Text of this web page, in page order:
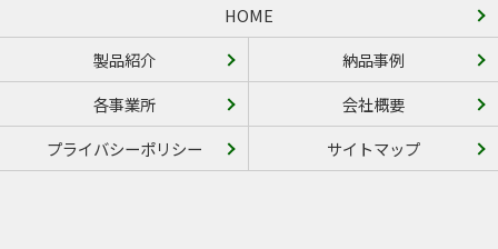
HOME
製品紹介
納品事例
各事業所
会社概要
プライバシーポリシー
サイトマップ